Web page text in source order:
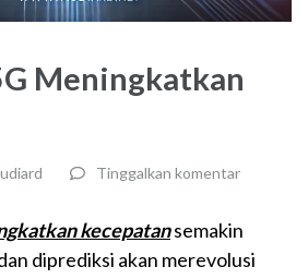
Meningkatkan
Tinggalkan komentar
kecepatansemakin
diprediksi akan merevolusi